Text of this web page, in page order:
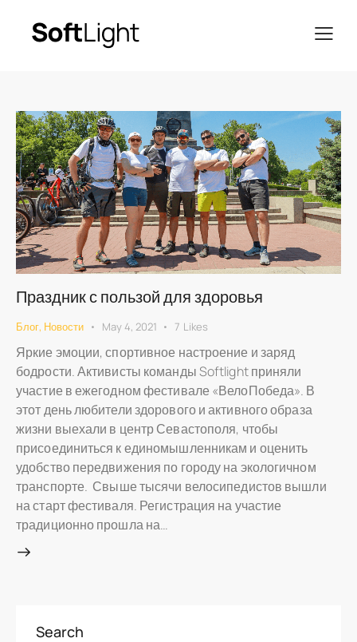
Праздник с пользой для здоровья
Блог, Новости May 4, 2021 7 Likes
Яркие эмоции, спортивное настроение и заряд
бодрости. Активисты команды Softlight приняли
участие в ежегодном фестивале «ВелоПобеда». В
этот день любители здорового и активного образа
жизни выехали в центр Севастополя, чтобы
присоединиться к единомышленникам и оценить
удобство передвижения по городу на экологичном
транспорте. Свыше тысячи велосипедистов вышли
на старт фестиваля. Регистрация на участие
традиционно прошла на…
Search